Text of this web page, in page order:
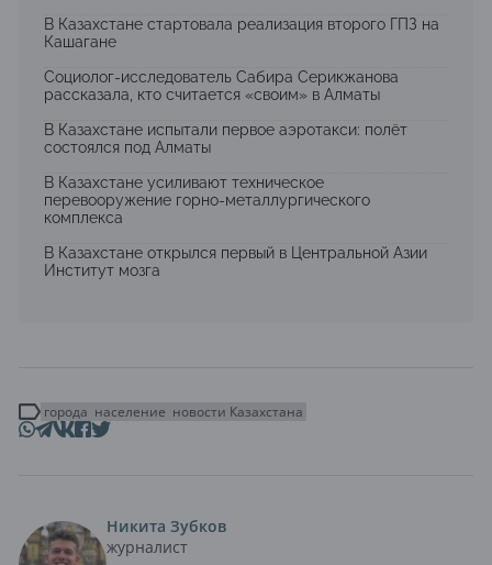
В Казахстане стартовала реализация второго ГПЗ на
Кашагане
Социолог-исследователь Сабира Серикжанова
рассказала, кто считается «своим» в Алматы
В Казахстане испытали первое аэротакси: полёт
состоялся под Алматы
В Казахстане усиливают техническое
перевооружение горно-металлургического
комплекса
В Казахстане открылся первый в Центральной Азии
Институт мозга
города население новости Казахстана
Никита Зубков
журналист